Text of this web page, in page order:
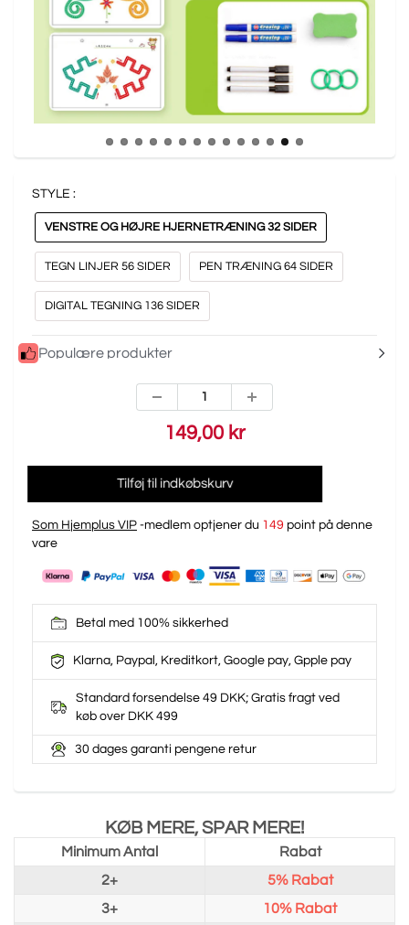
STYLE :
VENSTRE OG HØJRE HJERNETRÆNING 32 SIDER
TEGN LINJER 56 SIDER PEN TRÆNING 64 SIDER
DIGITAL TEGNING 136 SIDER
Populære produkter
149,00 kr
Tilføj til indkøbskurv
Som Hjemplus VIP -medlem optjener du 149 point på denne
vare
Betal med 100% sikkerhed
Klarna, Paypal, Kreditkort, Google pay, Gpple pay
Standard forsendelse 49 DKK; Gratis fragt ved
køb over DKK 499
30 dages garanti pengene retur
KØB MERE, SPAR MERE!
Minimum Antal
Rabat
2+
5% Rabat
3+
10% Rabat